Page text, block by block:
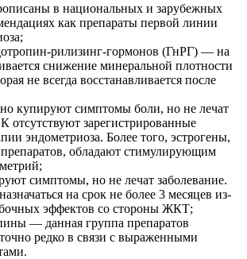
в национальных и зарубежных
как препараты первой линии
рилизинг-гормонов (ГнРГ) — на
снижение минеральной плотности
не всегда восстанавливается после
купируют симптомы боли, но не лечат
отсутствуют зарегистрированные
эндометриоза. Более того, эстрогены,
препаратов, обладают стимулирующим
симптомы, но не лечат заболевание.
на срок не более 3 месяцев из-
эффектов со стороны ЖКТ;
— данная группа препаратов
редко в связи с выраженными